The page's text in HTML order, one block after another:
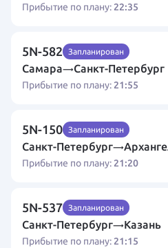
Прибытие по плану: 22:35
5N-582
Самара Санкт-Петербург
→
Прибытие по плану: 21:55
Запланирован
5N-150
Санкт-Петербург→
Прибытие по плану: 21:20
Запланирован
5N-537
Санкт-Петербург Казань
→
Прибытие по плану: 21:15
Запланирован